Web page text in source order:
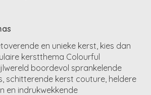
en unieke kerst, kies dan
kerstthema Colourful
boordevol sprankelende
schitterende kerst couture, heldere
en indrukwekkende